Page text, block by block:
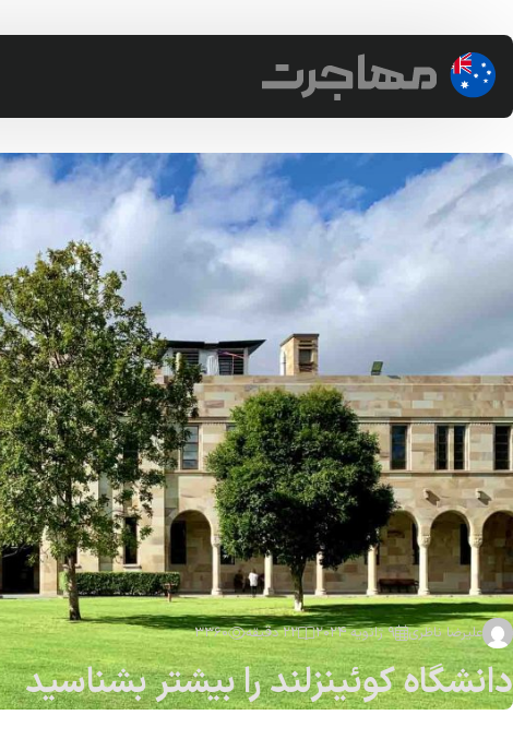
علیرضا ناظری 9 ژانویه 2024 22 دقیقه 3360
دانشگاه کوئینزلند را بیشتر بشناسید